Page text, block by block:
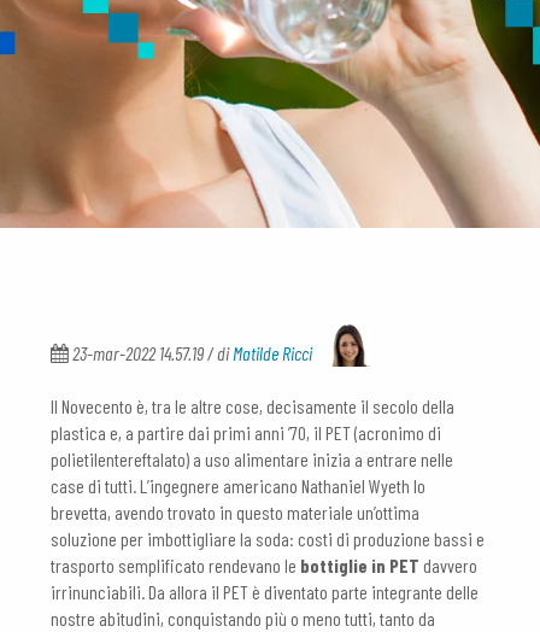
23-mar-2022 14.57.19 / diMatilde Ricci
Il Novecento è, tra le altre cose, decisamente il secolo della
plastica e, a partire dai primi anni ’70, il PET (acronimo di
polietilentereftalato) a uso alimentare inizia a entrare nelle
case di tutti. L’ingegnere americano Nathaniel Wyeth lo
brevetta, avendo trovato in questo materiale un’ottima
soluzione per imbottigliare la soda: costi di produzione bassi e
trasporto semplificato rendevano le bottiglie in PET davvero
irrinunciabili. Da allora il PET è diventato parte integrante delle
nostre abitudini, conquistando più o meno tutti, tanto da